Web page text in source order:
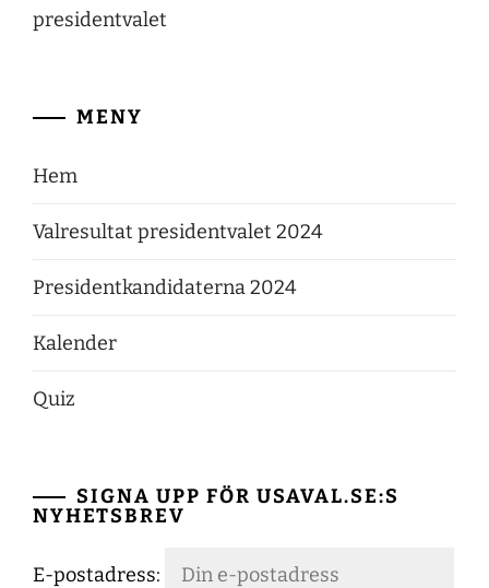
presidentvalet
MENY
Hem
Valresultat presidentvalet 2024
Presidentkandidaterna 2024
Kalender
Quiz
SIGNA UPP FÖR USAVAL.SE:S
NYHETSBREV
E-postadress: